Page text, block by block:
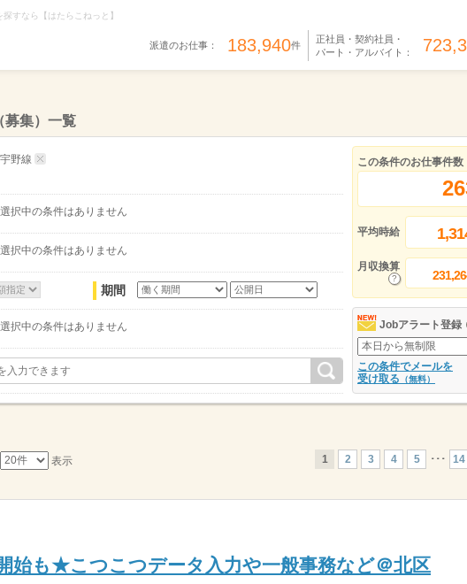
すなら【はたらこねっと】
派遣のお仕事： 183,940件
正社員・契約社員・
パート・アルバイト：
募集）一覧
宇野線
選択中の条件はありません
選択中の条件はありません
期間
選択中の条件はありません
この条件のお仕事件数
平均時給
月収換算
Jobアラート登録
この条件でメールを
受け取る （無料）
表示 1 2 3 4 5 ･･･ 14
始も★こつこつデータ入力や一般事務など＠北区